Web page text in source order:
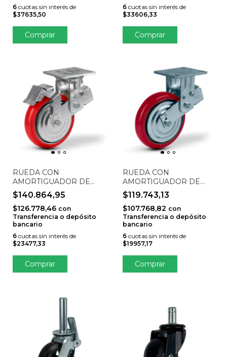
6 cuotas sin interés de
$37635,50
MM) STO-200HP-F
6cuotas sin interés de
$33606,33
RUEDA CON
AMORTIGUADOR DE
ALTA RESISTENCIA
(GIRATORIA CON
FRENO, MUELLES
DOBLES, ZINCADA,
PLACA DE 130 X 140
MM) STO-200HPSUSP-
GF
$140.864,95
$126.778,46 con
Transferencia o depósito
bancario
6 cuotas sin interés de
$23477,33
RUEDA CON
AMORTIGUADOR DE
CARGAS PESADAS (FIJA,
MUELLES DOBLES,
ZINCADA, PLACA DE 130
X 140 MM) STO-
200HPSUSP-F
$119.743,13
$107.768,82 con
Transferencia o depósito
bancario
6cuotas sin interés de
$19957,17